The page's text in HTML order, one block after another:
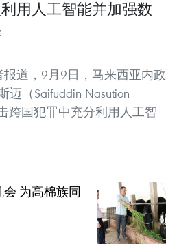
用人工智能并加强数
道，9月9日，马来西亚内政
迈（Saifuddin Nasution
跨国犯罪中充分利用人工智
为高棉族同